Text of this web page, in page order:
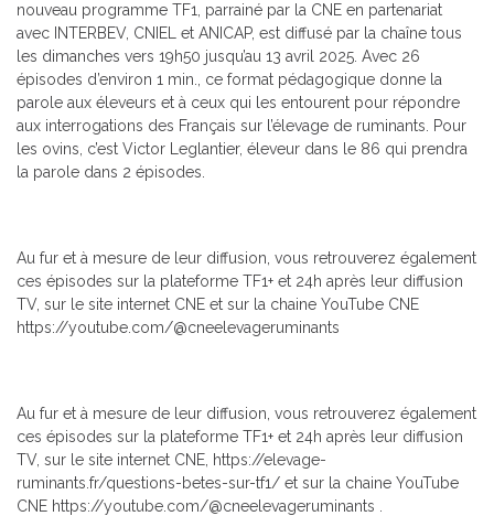
nouveau programme TF1, parrainé par la CNE en partenariat
avec INTERBEV, CNIEL et ANICAP, est diffusé par la chaîne tous
les dimanches vers 19h50 jusqu’au 13 avril 2025. Avec 26
épisodes d’environ 1 min., ce format pédagogique donne la
parole aux éleveurs et à ceux qui les entourent pour répondre
aux interrogations des Français sur l’élevage de ruminants. Pour
les ovins, c’est Victor Leglantier, éleveur dans le 86 qui prendra
la parole dans 2 épisodes.
Au fur et à mesure de leur diffusion, vous retrouverez également
ces épisodes sur la plateforme TF1+ et 24h après leur diffusion
TV, sur le site internet CNE et sur la chaine YouTube CNE
https://youtube.com/@cneelevageruminants
Au fur et à mesure de leur diffusion, vous retrouverez également
ces épisodes sur la plateforme TF1+ et 24h après leur diffusion
TV, sur le site internet CNE, https://elevage-
ruminants.fr/questions-betes-sur-tf1/ et sur la chaine YouTube
CNE https://youtube.com/@cneelevageruminants